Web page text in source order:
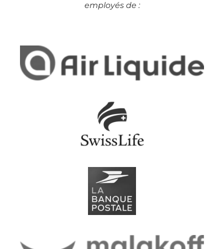
employés de :